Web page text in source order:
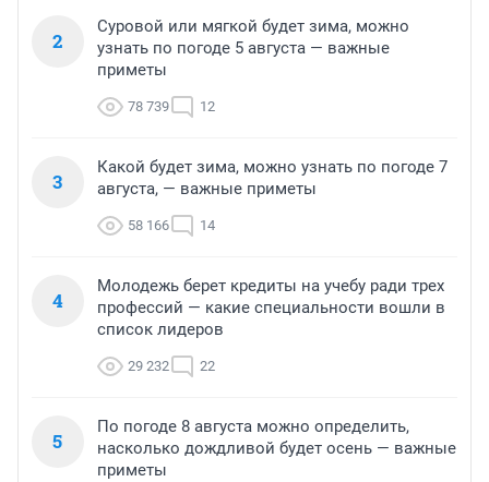
2
Суровой или мягкой будет зима, можно
узнать по погоде 5 августа — важные
приметы
78 739 12
3
Какой будет зима, можно узнать по погоде 7
августа, — важные приметы
58 166 14
4
Молодежь берет кредиты на учебу ради трех
профессий — какие специальности вошли в
список лидеров
29 232 22
5
По погоде 8 августа можно определить,
насколько дождливой будет осень — важные
приметы